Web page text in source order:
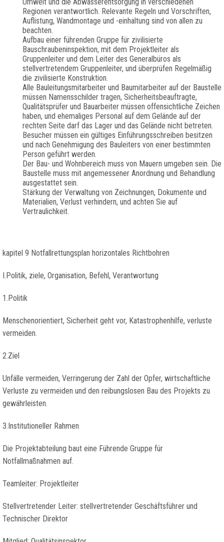
Regionen verantwortlich. Relevante Regeln und Vorschriften,
Auflistung, Wandmontage und -einhaltung sind von allen zu
beachten.
Aufbau einer führenden Gruppe für zivilisierte
Bauschraubeninspektion, mit dem Projektleiter als
Gruppenleiter und dem Leiter des Generalbüros als
stellvertretendem Gruppenleiter, und überprüfen Regelmäßig
die zivilisierte Konstruktion.
Alle Bauleitungsmitarbeiter und Baumitarbeiter auf der Baustelle
müssen Namensschilder tragen, Sicherheitsbeauftragte,
Qualitätsprüfer und Bauarbeiter müssen offensichtliche Zeichen
haben, und ehemaliges Personal auf dem Gelände auf der
rechten Seite darf das Lager und das Gelände nicht betreten.
Besucher müssen ein gültiges Einführungsschreiben besitzen
und nach Genehmigung des Bauleiters von einer bestimmten
Person geführt werden.
Der Bau- und Wohnbereich muss von Mauern umgeben sein. Die
Baustelle muss mit angemessener Anordnung und Behandlung
ausgestattet sein.
Stärkung der Verwaltung von Zeichnungen, Dokumente und
Materialien, Verlust verhindern, und achten Sie auf
Vertraulichkeit.
kapitel 9 Notfallrettungsplan horizontales Richtbohren
I.Politik, ziele, Organisation, Befehl, Verantwortung
1.Politik
Menschenorientiert, Sicherheit geht vor, Katastrophenhilfe, verluste
vermeiden.
2.Ziel
Unfälle vermeiden, Verringerung der Zahl der Opfer, wirtschaftliche
Verluste zu vermeiden und den reibungslosen Bau des Projekts zu
gewährleisten.
3.Institutioneller Rahmen
Die Projektabteilung baut eine Führende Gruppe für
Notfallmaßnahmen auf.
Teamleiter: Projektleiter
Stellvertretender Leiter: stellvertretender Geschäftsführer und
Technischer Direktor